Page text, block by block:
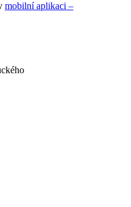
mobilní aplikaci –